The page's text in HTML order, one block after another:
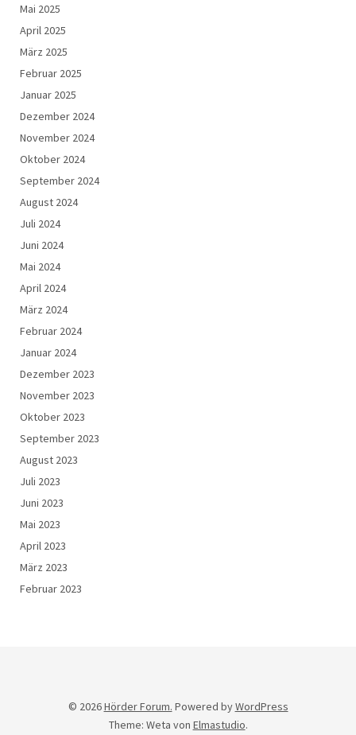
Mai 2025
April 2025
März 2025
Februar 2025
Januar 2025
Dezember 2024
November 2024
Oktober 2024
September 2024
August 2024
Juli 2024
Juni 2024
Mai 2024
April 2024
März 2024
Februar 2024
Januar 2024
Dezember 2023
November 2023
Oktober 2023
September 2023
August 2023
Juli 2023
Juni 2023
Mai 2023
April 2023
März 2023
Februar 2023
© 2026Hörder Forum. Powered byWordPress
Theme: Weta von Elmastudio.